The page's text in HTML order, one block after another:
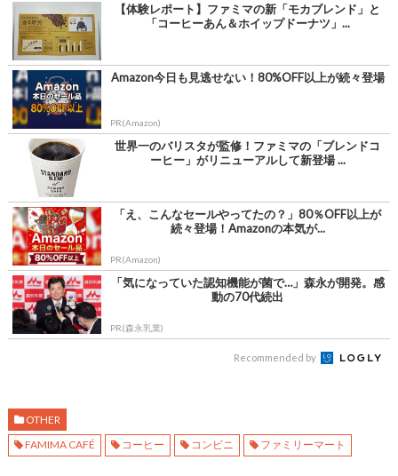
【体験レポート】ファミマの新「モカブレンド」と
「コーヒーあん＆ホイップドーナツ」...
Amazon今日も見逃せない！80%OFF以上が続々登場
PR(Amazon)
世界一のバリスタが監修！ファミマの「ブレンドコ
ーヒー」がリニューアルして新登場 ...
「え、こんなセールやってたの？」80％OFF以上が
続々登場！Amazonの本気が...
PR(Amazon)
「気になっていた認知機能が菌で…」森永が開発。感
動の70代続出
PR(森永乳業)
Recommended by
OTHER
FAMIMA CAFÉ
コーヒー コンビニ ファミリーマート